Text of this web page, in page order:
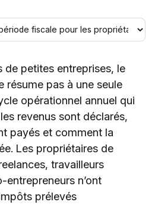
de petites entreprises, le
résume pas à une seule
opérationnel annuel qui
revenus sont déclarés,
payés et comment la
Les propriétaires de
travailleurs
n’ont
prélevés